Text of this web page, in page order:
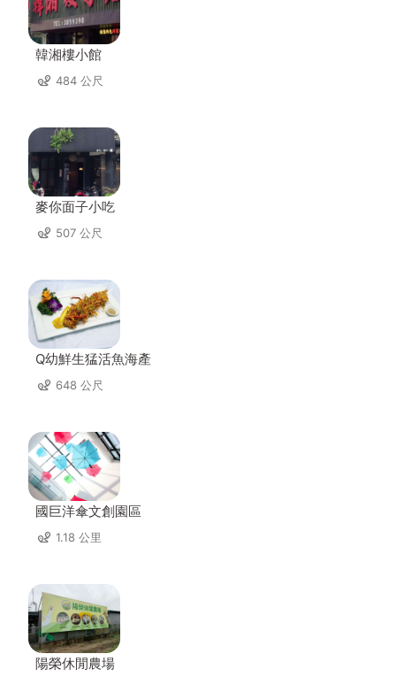
韓湘樓小館
484 公尺
麥你面子小吃
507 公尺
Q幼鮮生猛活魚海產
648 公尺
國巨洋傘文創園區
1.18 公里
陽榮休閒農場